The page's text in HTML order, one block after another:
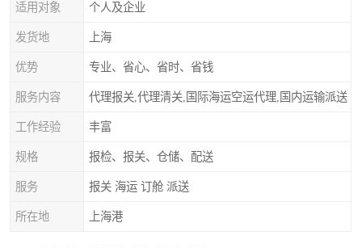
适用对象 个人及企业
发货地 上海
优势 专业、省心、省时、省钱
服务内容 代理报关,代理清关,国际海运空运代理,国内运输派送
工作经验 丰富
规格 报检、报关、仓储、配送
服务 报关 海运 订舱 派送
所在地 上海港